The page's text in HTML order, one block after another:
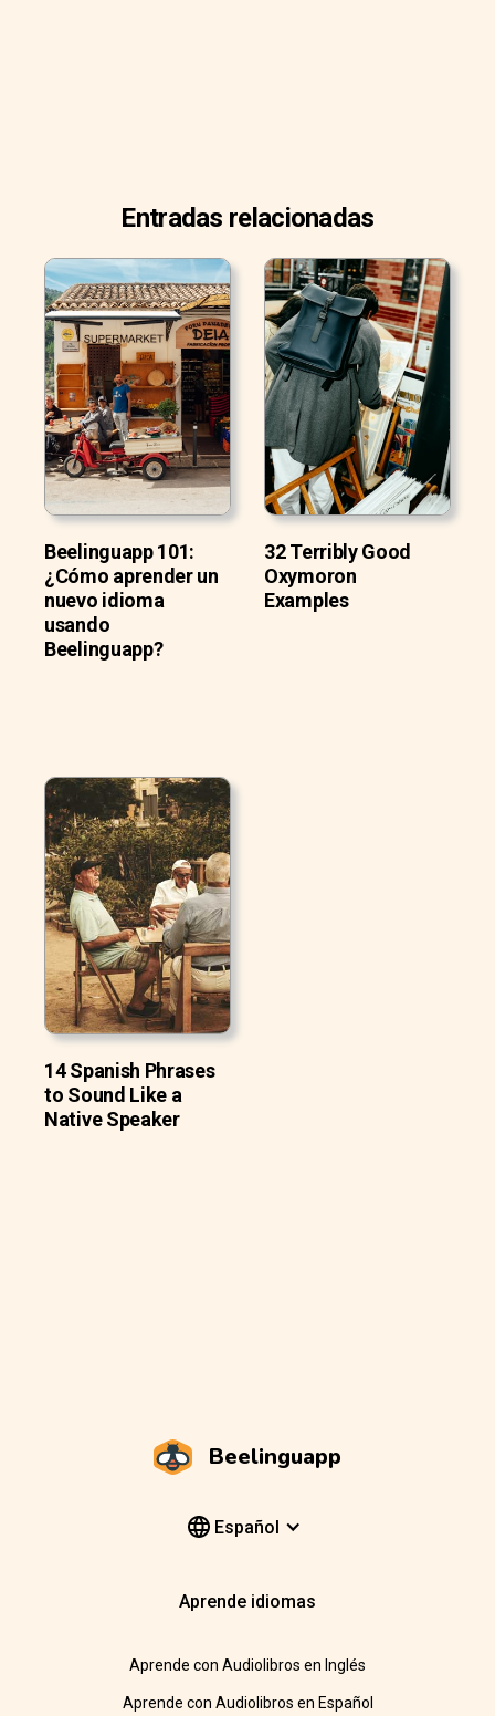
Entradas relacionadas
Beelinguapp 101:
¿Cómo aprender un
nuevo idioma
usando
Beelinguapp?
32 Terribly Good
Oxymoron
Examples
14 Spanish Phrases
to Sound Like a
Native Speaker
Beelinguapp
Español
Aprende idiomas
Aprende con Audiolibros en Inglés
Aprende con Audiolibros en Español